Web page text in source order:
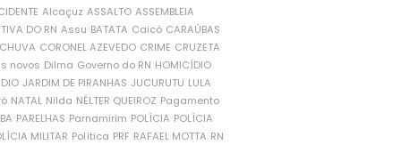
Alcaçuz ASSALTO ASSEMBLEIA
DO RN Assu BATATA Caicó CARAÚBAS
CORONEL AZEVEDO CRIME CRUZETA
novos Dilma Governo do RN HOMICÍDIO
JARDIM DE PIRANHAS JUCURUTU LULA
NATAL Nilda NÉLTER QUEIROZ Pagamento
PARELHAS Parnamirim POLÍCIA POLÍCIA
MILITAR Política PRF RAFAEL MOTTA RN